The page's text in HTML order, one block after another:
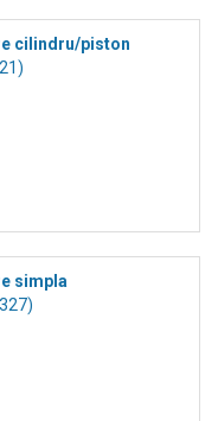
cilindru/piston
simpla